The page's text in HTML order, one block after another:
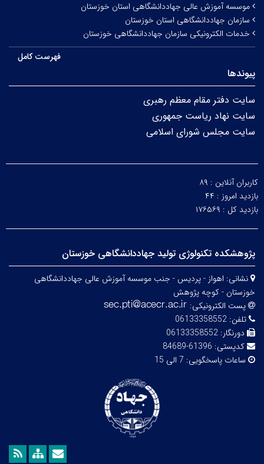
موسسه آموزش عالی جهاددانشگاهی استان خوزستان
سازمان جهاددانشگاهی استان خوزستان
خدمات الکترونیکی سازمان جهاددانشگاهی خوزستان
فهرست کامل
پیوندها
سایت دفتر مقام معظم رهبری
سایت نهاد ریاست جمهوری
سایت مجلس شورای اسلامی
کاربران آنلاین : ۸۹
بازدید امروز : ۴۴
بازدید کل : ۱۷۶۵۶۹
پژوهشکده تکنولوژی تولید جهاددانشگاهی خوزستان
نشانی: اهواز - پردیس - جنب موسسه آموزش عالی جهاددانشگاهی
خوزستان - کوچه پژوهش
پست الکترونیکی:
تلفن: 06133358552
دورنگار: 06133358552
کدپستی: 61396-84689
ساعات پاسخگویی: 7 الی 15